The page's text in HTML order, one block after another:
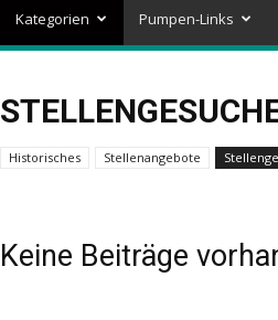
Blog
Kategorien Pumpen-Links
Historisches Stellenangebote
Keine Beiträge